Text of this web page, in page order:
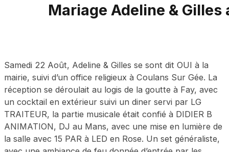
Mariage Adeline &
Samedi 22 Août, Adeline & Gilles se sont dit OUI à la
mairie, suivi d’un office religieux à Coulans Sur Gée. La
réception se déroulait au logis de la goutte à Fay, avec
un cocktail en extérieur suivi un diner servi par LG
TRAITEUR, la partie musicale était confié à DIDIER B
ANIMATION, DJ au Mans, avec une mise en lumière de
la salle avec 15 PAR à LED en Rose. Un set généraliste,